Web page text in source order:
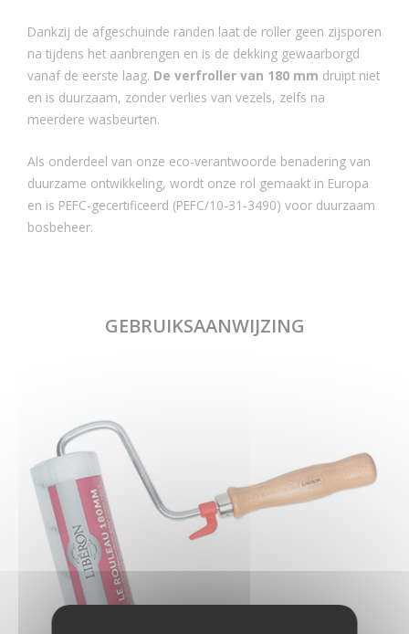
Dankzij de afgeschuinde randen laat de roller geen zijsporen
na tijdens het aanbrengen en is de dekking gewaarborgd
vanaf de eerste laag. De verfroller van 180 mm druipt niet
en is duurzaam, zonder verlies van vezels, zelfs na
meerdere wasbeurten.
Als onderdeel van onze eco-verantwoorde benadering van
duurzame ontwikkeling, wordt onze rol gemaakt in Europa
en is PEFC-gecertificeerd (PEFC/10-31-3490) voor duurzaam
bosbeheer.
GEBRUIKSAANWIJZING